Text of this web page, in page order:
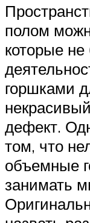
полом
которые
горшками
дефект.
том, что
объемные
занимать